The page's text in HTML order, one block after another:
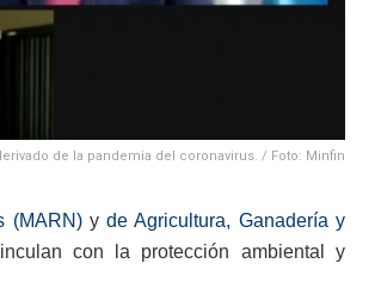
de la pandemia del coronavirus. / Foto: Minfin
(MARN)yde Agricultura, Ganadería y
con la protección ambiental y